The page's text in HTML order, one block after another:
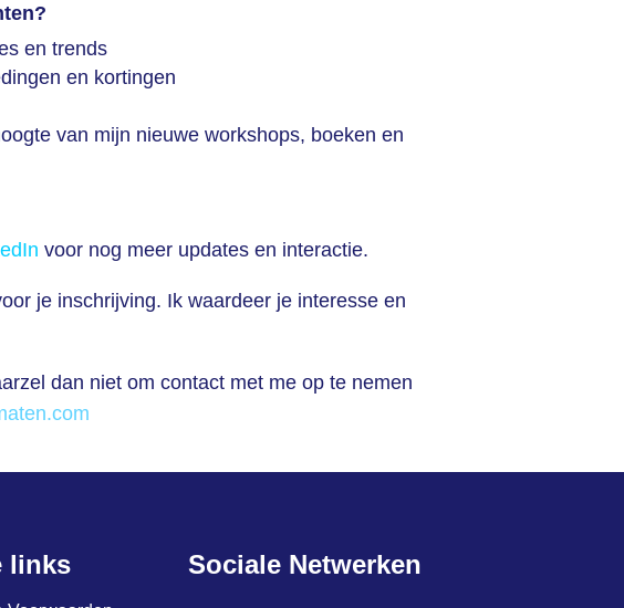
en trends
en kortingen
van mijn nieuwe workshops, boeken en
voor nog meer updates en interactie.
je inschrijving. Ik waardeer je interesse en
dan niet om contact met me op te nemen
links Sociale Netwerken